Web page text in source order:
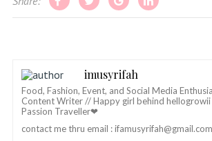
imusyrifah
Food, Fashion, Event, and Social Media
Content Writer // Happy girl behind
Passion Traveller❤
contact me thru email :ifamusyrifah@gmail.com